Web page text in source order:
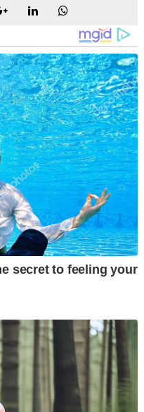
sesiapa yang mengusir
respons kepada
dengan
di White House.
mana rakyat Palestin dari
isu tersebut.